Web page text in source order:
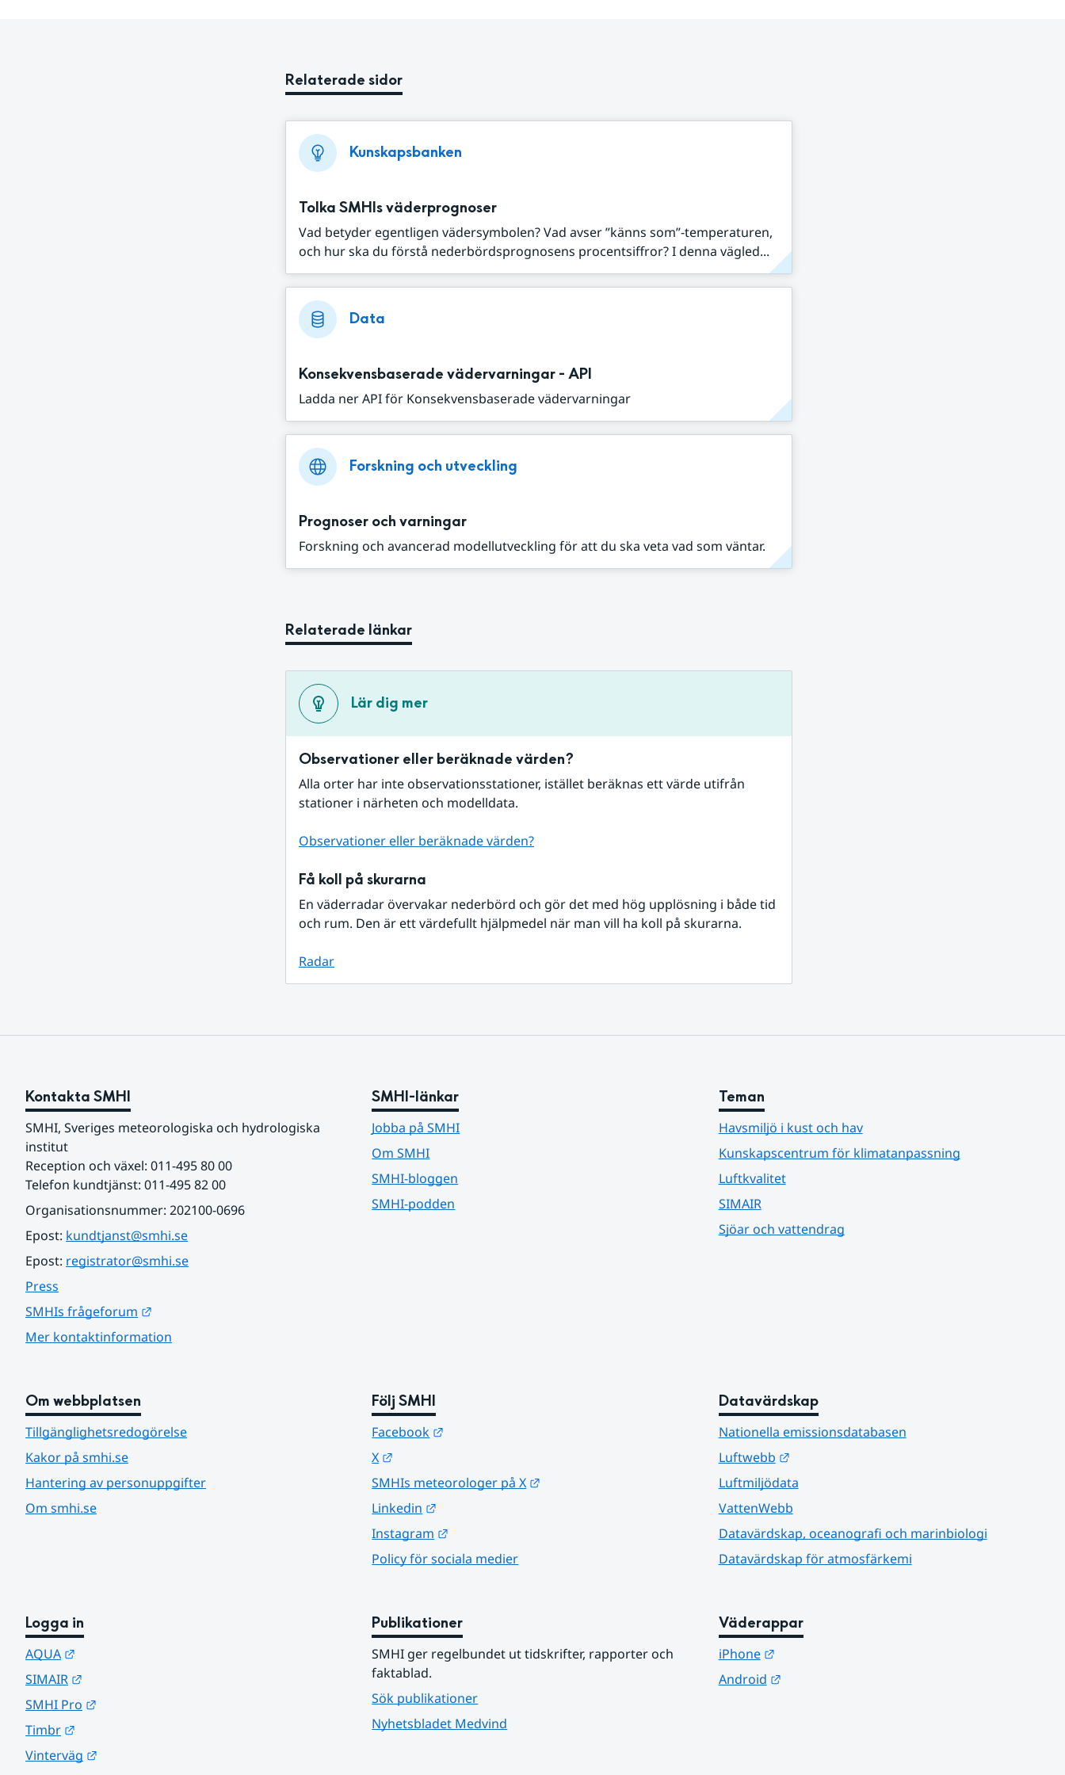
Relaterade sidor
Kunskapsbanken
Tolka SMHIs väderprognoser
Vad betyder egentligen vädersymbolen? Vad avser ”känns som”-temperaturen,
och hur ska du förstå nederbördsprognosens procentsiffror? I denna vägled...
Data
Konsekvensbaserade vädervarningar - API
Ladda ner API för Konsekvensbaserade vädervarningar
Forskning och utveckling
Prognoser och varningar
Forskning och avancerad modellutveckling för att du ska veta vad som väntar.
Relaterade länkar
Lär dig mer
Observationer eller beräknade värden?
Alla orter har inte observationsstationer, istället beräknas ett värde utifrån
stationer i närheten och modelldata.
Observationer eller beräknade värden?
Få koll på skurarna
En väderradar övervakar nederbörd och gör det med hög upplösning i både tid
och rum. Den är ett värdefullt hjälpmedel när man vill ha koll på skurarna.
Radar
Kontakta SMHI
SMHI, Sveriges meteorologiska och hydrologiska
institut
Reception och växel: 011-495 80 00
Telefon kundtjänst: 011-495 82 00
Organisationsnummer: 202100-0696
Epost: kundtjanst@smhi.se
Epost: registrator@smhi.se
Press
SMHIs frågeforum
Mer kontaktinformation
SMHI-länkar
Jobba på SMHI
Om SMHI
SMHI-bloggen
SMHI-podden
Teman
Havsmiljö i kust och hav
Kunskapscentrum för klimatanpassning
Luftkvalitet
SIMAIR
Sjöar och vattendrag
Om webbplatsen
Tillgänglighetsredogörelse
Kakor på smhi.se
Hantering av personuppgifter
Om smhi.se
Följ SMHI
Facebook
X
SMHIs meteorologer på X
Linkedin
Instagram
Policy för sociala medier
Datavärdskap
Nationella emissionsdatabasen
Luftwebb
Länk till annan webbplats.
Luftmiljödata
VattenWebb
Datavärdskap, oceanografi och marinbiologi
Datavärdskap för atmosfärkemi
Logga in
AQUA
SIMAIR
SMHI Pro
Timbr
Vinterväg
Publikationer
SMHI ger regelbundet ut tidskrifter, rapporter och
faktablad.
Sök publikationer
Nyhetsbladet Medvind
Väderappar
iPhone
Länk till annan webbplats.
Android
Länk till annan webbplats.